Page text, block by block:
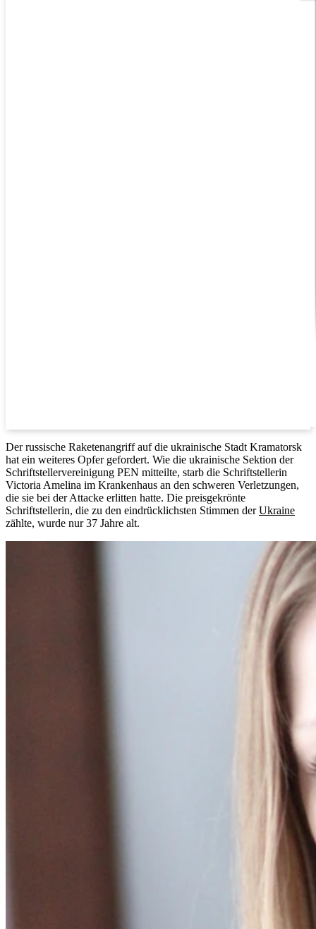
Der russische Raketenangriff auf die ukrainische Stadt Kramatorsk
hat ein weiteres Opfer gefordert. Wie die ukrainische Sektion der
Schriftstellervereinigung PEN mitteilte, starb die Schriftstellerin
Victoria Amelina im Krankenhaus an den schweren Verletzungen,
die sie bei der Attacke erlitten hatte. Die preisgekrönte
Schriftstellerin, die zu den eindrücklichsten Stimmen derUkraine
zählte, wurde nur 37 Jahre alt.